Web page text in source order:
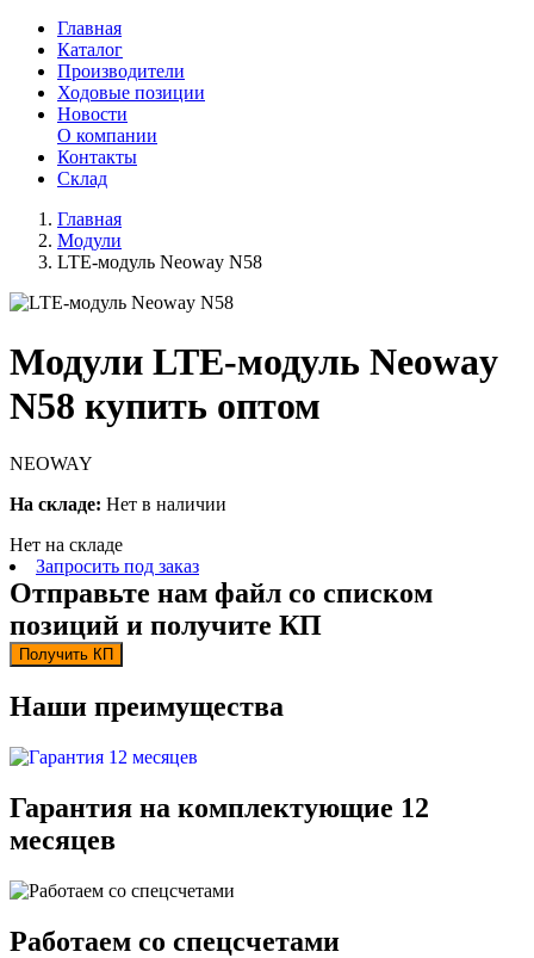
Главная
Каталог
Производители
Ходовые позиции
Новости
О компании
Контакты
Склад
Главная
Модули
LTE-модуль Neoway N58
Модули LTE-модуль Neoway
N58 купить оптом
NEOWAY
На складе: Нет в наличии
Нет на складе
Запросить под заказ
Отправьте нам файл со списком
позиций и получите КП
Получить КП
Наши преимущества
Гарантия на комплектующие 12
месяцев
Работаем со спецсчетами